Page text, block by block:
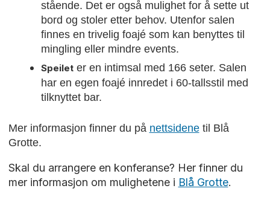
stående. Det er også mulighet for å sette ut
bord og stoler etter behov. Utenfor salen
finnes en trivelig foajé som kan benyttes til
mingling eller mindre events.
Speileter en intimsal med 166 seter. Salen
har en egen foajé innredet i 60-tallsstil med
tilknyttet bar.
Mer informasjon finner du på nettsidenetil Blå
Grotte.
Skal du arrangere en konferanse? Her finner du
mer informasjon om mulighetene i Blå Grotte.